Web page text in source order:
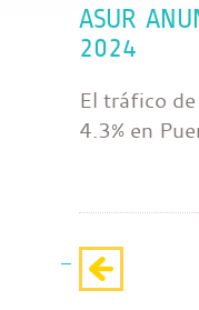
ASUR
2024
El tráfico
4.3% en